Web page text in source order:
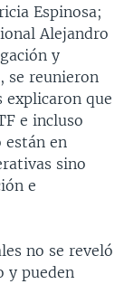
Espinosa;
Alejandro
y
se reunieron
explicaron que
e incluso
están en
sino
e
no se reveló
y pueden